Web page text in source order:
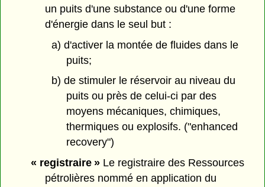
un puits d'une substance ou d'une forme
d'énergie dans le seul but :
a) d'activer la montée de fluides dans le
puits;
b) de stimuler le réservoir au niveau du
puits ou près de celui-ci par des
moyens mécaniques, chimiques,
thermiques ou explosifs. ("enhanced
recovery")
« registraire »Le registraire des Ressources
pétrolières nommé en application du